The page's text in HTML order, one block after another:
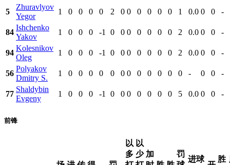
5
Zhuravlyov
Yegor
1 0 0 0 0 2 0 0 0 0 0 0 1 0.0 0 0 -
84
Ishchenko
Yakov
1 0 0 0 -1 0 0 0 0 0 0 0 2 0.0 0 0 -
94
Kolesnikov
Oleg
1 0 0 0 -1 0 0 0 0 0 0 0 2 0.0 0 0 -
56
Polyakov
Dmitry S.
1 0 0 0 0 0 0 0 0 0 0 0 0 - 0 0 -
77
Shaldybin
Evgeny
1 0 0 0 -1 0 0 0 0 0 0 0 5 0.0 0 0 -
前锋
以
多
以
少 加
罚
进球
胜